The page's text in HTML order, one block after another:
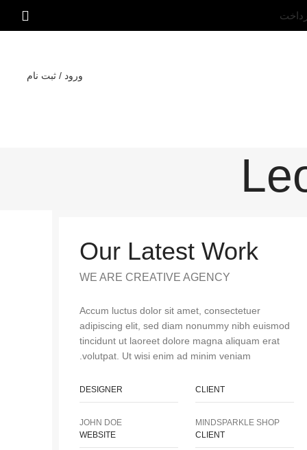
ورود / ثبت نام
Our Latest Work
WE ARE CREATIVE AGENCY
Accum luctus dolor sit amet, consectetuer
adipiscing elit, sed diam nonummy nibh euismod
tincidunt ut laoreet dolore magna aliquam erat
volutpat. Ut wisi enim ad minim veniam.
CLIENT
MINDSPARKLE SHOP
DESIGNER
JOHN DOE
CLIENT
WEBSITE